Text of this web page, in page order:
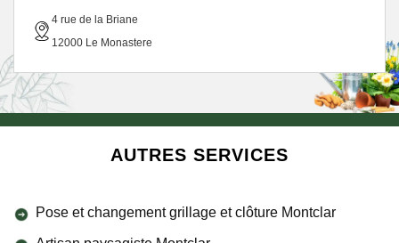
4 rue de la Briane
12000 Le Monastere
AUTRES SERVICES
Pose et changement grillage et clôture Montclar